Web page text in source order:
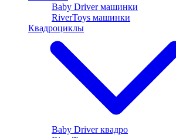
Baby Driver машинки
RiverToys машинки
Квадроциклы
Baby Driver квадро